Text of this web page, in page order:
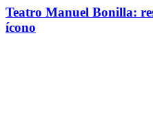
Teatro Manuel Bonilla:
ícono